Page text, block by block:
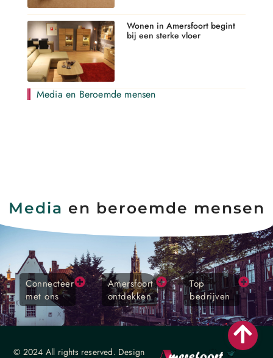
Wonen in Amersfoort begint
bij een sterke vloer
Media en Beroemde mensen
Media en beroemde mensen
Connecteer
met ons
Amersfoort
ontdekken
Top
bedrijven
© 2024 All rights reserved. Design